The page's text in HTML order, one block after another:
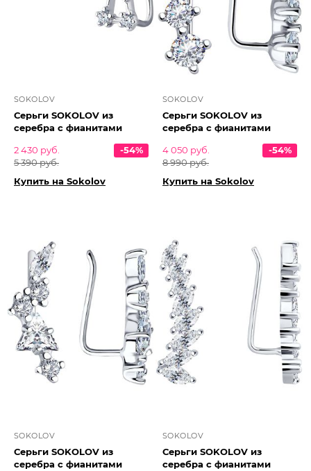
SOKOLOV
Серьги SOKOLOV из
серебра с фианитами
2 430 руб.
5 390 руб.
-54%
Купить на Sokolov
SOKOLOV
Серьги SOKOLOV из
серебра с фианитами
4 050 руб.
8 990 руб.
-54%
Купить на Sokolov
SOKOLOV
Серьги SOKOLOV из
серебра с фианитами
SOKOLOV
Серьги SOKOLOV из
серебра с фианитами